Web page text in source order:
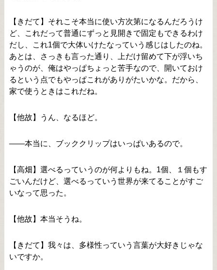
【きだて】それこそ本当に使い方次第になるんだろうけ
ど、これだって普通にずっと見開きで固定もできるわけ
だし、これ1個で大体いけたなっていう感じはしたのね。
あとは、さっきも言った通り、上だけ留めて下が浮いち
ゃうのが、俺はやっぱちょっと苦手なので、開いておけ
るという点でもやっぱこれがありがたいかな。だから、
家で使うときはこれだね。
【他故】うん、なるほど。
――本当に、ブッククリップはいっぱいあるので。
【高畑】選べるっていうのが何よりもね。1個、１個もす
ごいんだけど、選べるっていう世界が来てることがすご
いなって思った。
【他故】本当そうね。
【きだて】我々は、多様性っていう言葉が大好きじゃな
いですか。